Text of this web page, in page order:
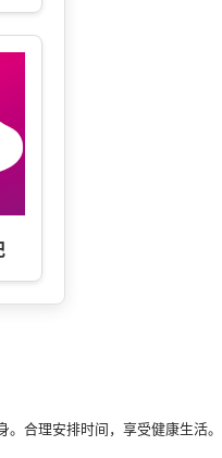
合理安排时间，享受健康生活。